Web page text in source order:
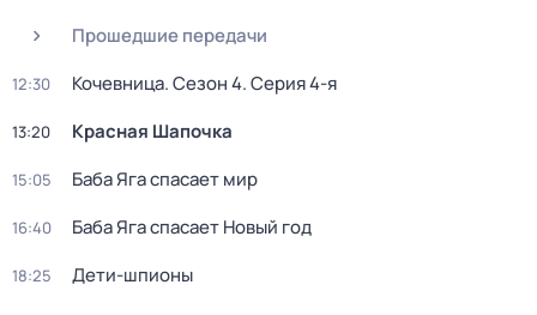
Прошедшие передачи
12:30 Кочевница. Сезон 4. Серия 4-я
13:20 Красная Шапочка
15:05 Баба Яга спасает мир
16:40 Баба Яга спасает Новый год
18:25
Дети-шпионы